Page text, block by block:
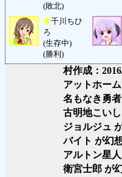
(敗北)
◆千川ちひ
ろ
(生存中)
(勝利)
村作成：
アットホー
名もなき勇
古明地こい
ジョルジュ
バイト が幻
アルトン星
衛宮士郎 が